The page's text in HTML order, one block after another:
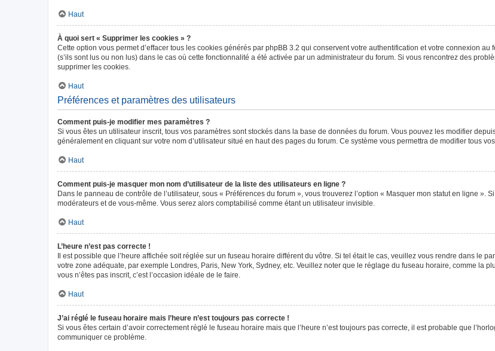
Haut
À quoi sert « Supprimer les cookies » ?
Cette option vous permet d’effacer tous les cookies générés par phpBB 3.2 qui conservent votre authentification et votre connexion
(s’ils sont lus ou non lus) dans le cas où cette fonctionnalité a été activée par un administrateur du forum. Si vous rencontrez des
supprimer les cookies.
Haut
Préférences et paramètres des utilisateurs
Comment puis-je modifier mes paramètres ?
Si vous êtes un utilisateur inscrit, tous vos paramètres sont stockés dans la base de données du forum. Vous pouvez les modifier
généralement en cliquant sur votre nom d’utilisateur situé en haut des pages du forum. Ce système vous permettra de modifier tous
Haut
Comment puis-je masquer mon nom d’utilisateur de la liste des utilisateurs en ligne ?
Dans le panneau de contrôle de l’utilisateur, sous « Préférences du forum », vous trouverez l’option « Masquer mon statut en ligne
modérateurs et de vous-même. Vous serez alors comptabilisé comme étant un utilisateur invisible.
Haut
L’heure n’est pas correcte !
Il est possible que l’heure affichée soit réglée sur un fuseau horaire différent du vôtre. Si tel était le cas, veuillez vous rendre dans le
votre zone adéquate, par exemple Londres, Paris, New York, Sydney, etc. Veuillez noter que le réglage du fuseau horaire, comme la
vous n’êtes pas inscrit, c’est l’occasion idéale de le faire.
Haut
J’ai réglé le fuseau horaire mais l’heure n’est toujours pas correcte !
Si vous êtes certain d’avoir correctement réglé le fuseau horaire mais que l’heure n’est toujours pas correcte, il est probable que
communiquer ce problème.